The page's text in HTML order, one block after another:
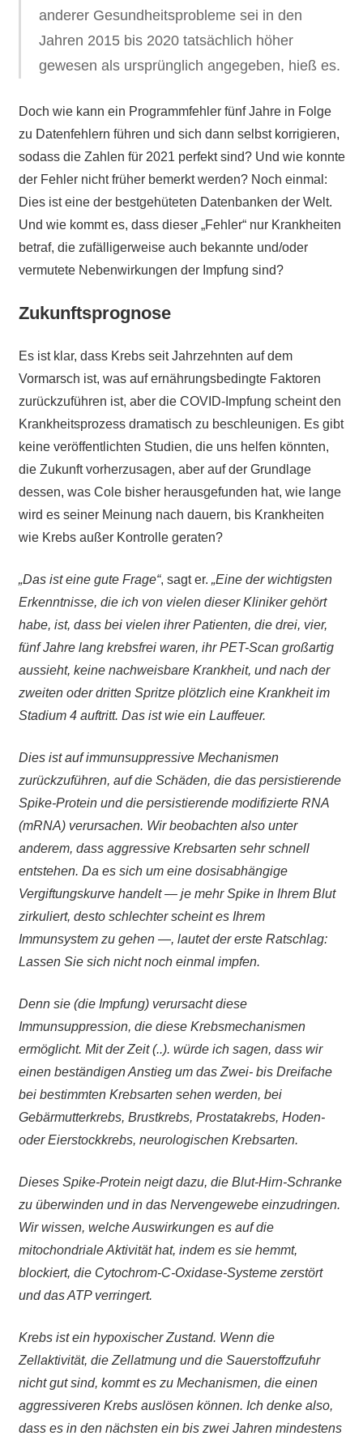
anderer Gesundheitsprobleme sei in den
Jahren 2015 bis 2020 tatsächlich höher
gewesen als ursprünglich angegeben, hieß es.
Doch wie kann ein Programmfehler fünf Jahre in Folge
zu Datenfehlern führen und sich dann selbst korrigieren,
sodass die Zahlen für 2021 perfekt sind? Und wie konnte
der Fehler nicht früher bemerkt werden? Noch einmal:
Dies ist eine der bestgehüteten Datenbanken der Welt.
Und wie kommt es, dass dieser „Fehler“ nur Krankheiten
betraf, die zufälligerweise auch bekannte und/oder
vermutete Nebenwirkungen der Impfung sind?
Zukunftsprognose
Es ist klar, dass Krebs seit Jahrzehnten auf dem
Vormarsch ist, was auf ernährungsbedingte Faktoren
zurückzuführen ist, aber die COVID-Impfung scheint den
Krankheitsprozess dramatisch zu beschleunigen. Es gibt
keine veröffentlichten Studien, die uns helfen könnten,
die Zukunft vorherzusagen, aber auf der Grundlage
dessen, was Cole bisher herausgefunden hat, wie lange
wird es seiner Meinung nach dauern, bis Krankheiten
wie Krebs außer Kontrolle geraten?
„Das ist eine gute Frage“, sagt er. „Eine der wichtigsten
Erkenntnisse, die ich von vielen dieser Kliniker gehört
habe, ist, dass bei vielen ihrer Patienten, die drei, vier,
fünf Jahre lang krebsfrei waren, ihr PET-Scan großartig
aussieht, keine nachweisbare Krankheit, und nach der
zweiten oder dritten Spritze plötzlich eine Krankheit im
Stadium 4 auftritt. Das ist wie ein Lauffeuer.
Dies ist auf immunsuppressive Mechanismen
zurückzuführen, auf die Schäden, die das persistierende
Spike-Protein und die persistierende modifizierte RNA
(mRNA) verursachen. Wir beobachten also unter
anderem, dass aggressive Krebsarten sehr schnell
entstehen. Da es sich um eine dosisabhängige
Vergiftungskurve handelt — je mehr Spike in Ihrem Blut
zirkuliert, desto schlechter scheint es Ihrem
Immunsystem zu gehen —, lautet der erste Ratschlag:
Lassen Sie sich nicht noch einmal impfen.
Denn sie (die Impfung) verursacht diese
Immunsuppression, die diese Krebsmechanismen
ermöglicht. Mit der Zeit (..). würde ich sagen, dass wir
einen beständigen Anstieg um das Zwei- bis Dreifache
bei bestimmten Krebsarten sehen werden, bei
Gebärmutterkrebs, Brustkrebs, Prostatakrebs, Hoden-
oder Eierstockkrebs, neurologischen Krebsarten.
Dieses Spike-Protein neigt dazu, die Blut-Hirn-Schranke
zu überwinden und in das Nervengewebe einzudringen.
Wir wissen, welche Auswirkungen es auf die
mitochondriale Aktivität hat, indem es sie hemmt,
blockiert, die Cytochrom-C-Oxidase-Systeme zerstört
und das ATP verringert.
Krebs ist ein hypoxischer Zustand. Wenn die
Zellaktivität, die Zellatmung und die Sauerstoffzufuhr
nicht gut sind, kommt es zu Mechanismen, die einen
aggressiveren Krebs auslösen können. Ich denke also,
dass es in den nächsten ein bis zwei Jahren mindestens